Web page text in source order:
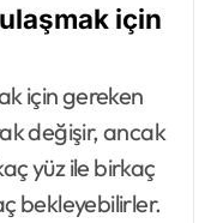
için
için gereken
değişir, ancak
yüz ile birkaç
bekleyebilirler.